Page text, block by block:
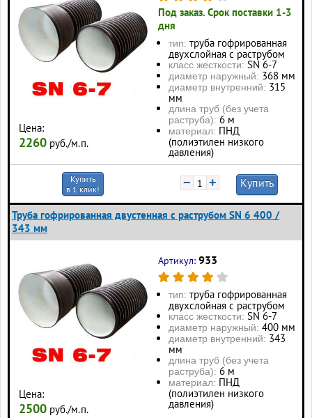
Цена:
2260 руб./м.п.
Под заказ. Срок поставки 1-3
дня
тип: труба гофрированная
двухслойная с раструбом
класс жесткости: SN 6-7
диаметр наружный: 368 мм
диаметр внутренний: 315
мм
длина труб (без учета
раструба): 6 м
материал: ПНД
(полиэтилен низкого
давления)
Купить
в 1 клик!
− + Купить
Труба гофрированная двустенная с раструбом SN 6 400 /
343 мм
Цена:
2500 руб./м.п.
Артикул: 933
тип: труба гофрированная
двухслойная с раструбом
класс жесткости: SN 6-7
диаметр наружный: 400 мм
диаметр внутренний: 343
мм
длина труб (без учета
раструба): 6 м
материал: ПНД
(полиэтилен низкого
давления)